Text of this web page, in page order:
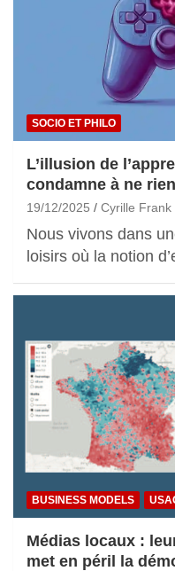
SOCIO ET PHILO
L’illusion de
condamne à ne
19/12/2025 Cyrille Frank
Nous vivons dans
loisirs où la notion
BUSINESS MODELS
Médias locaux :
met en péril la